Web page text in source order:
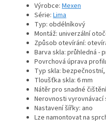
Výrobce: Mexen
Série: Lima
Typ: obdélníkový
Montáž: univerzální
Způsob otevírání:
Barva skla: průhledná -
Povrchová úprava
Typ skla:
Tloušťka skla: 6 mm
Nátěr pro snadné
Nerovnosti vyrovnávací
Nastavení šířky: ano
Lze namontovat na